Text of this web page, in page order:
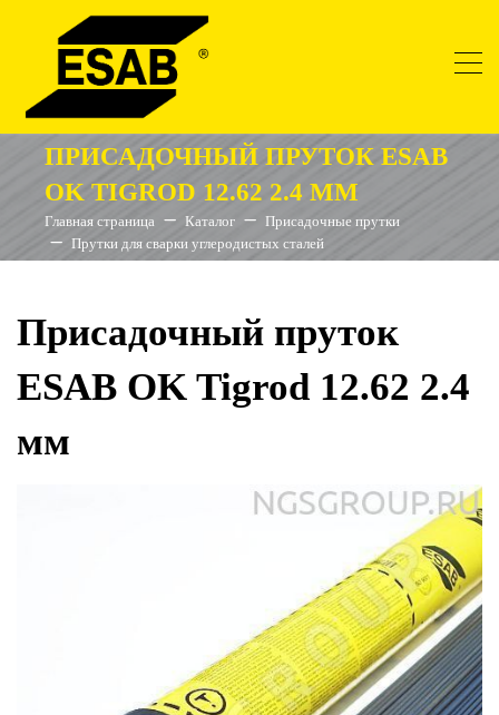
ПРИСАДОЧНЫЙ ПРУТОК ESAB
OK TIGROD 12.62 2.4 ММ
Главная страница Каталог
Присадочные прутки
Прутки для сварки углеродистых сталей
Присадочный пруток
ESAB OK Tigrod 12.62 2.4
мм